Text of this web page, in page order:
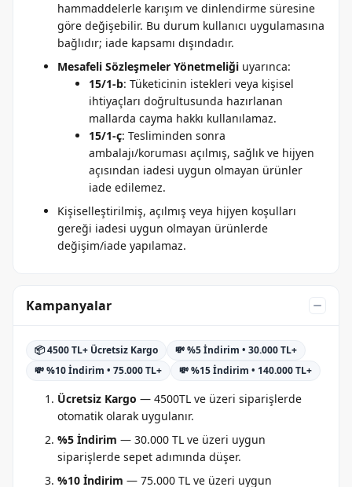
hammaddelerle karışım ve dinlendirme süresine
göre değişebilir. Bu durum kullanıcı uygulamasına
bağlıdır; iade kapsamı dışındadır.
Mesafeli Sözleşmeler Yönetmeliği uyarınca:
15/1-b: Tüketicinin istekleri veya kişisel
ihtiyaçları doğrultusunda hazırlanan
mallarda cayma hakkı kullanılamaz.
15/1-ç: Tesliminden sonra
ambalajı/koruması açılmış, sağlık ve hijyen
açısından iadesi uygun olmayan ürünler
iade edilemez.
Kişiselleştirilmiş, açılmış veya hijyen koşulları
gereği iadesi uygun olmayan ürünlerde
değişim/iade yapılamaz.
Kampanyalar
📦 4500 TL+ Ücretsiz Kargo
💸 %5 İndirim • 30.000 TL+
💸 %10 İndirim • 75.000 TL+
💸 %15 İndirim • 140.000 TL+
Ücretsiz Kargo — 4500TL ve üzeri siparişlerde
otomatik olarak uygulanır.
%5 İndirim — 30.000 TL ve üzeri uygun
siparişlerde sepet adımında düşer.
%10 İndirim — 75.000 TL ve üzeri uygun